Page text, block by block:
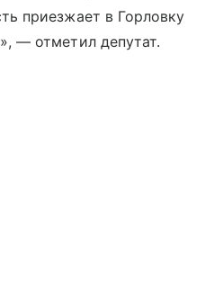
приезжает в Горловку
— отметил депутат.